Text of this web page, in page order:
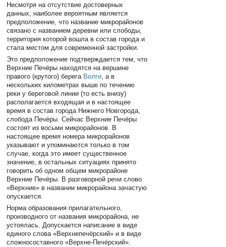
Несмотря на отсутствие достоверных
данных, наиболее вероятным является
предположение, что название микрорайонов
связано с названием деревни или слободы,
территория которой вошла в состав города и
стала местом для современной застройки.
Это предположение подтверждается тем, что
Верхние Печёры находятся на вершине
правого (крутого) берега Волги, а в
нескольких километрах выше по течению
реки у береговой линии (то есть внизу)
располагается входящая и в настоящее
время в состав города Нижнего Новгорода,
слобода Печёры. Сейчас Верхние Печёры
состоят из восьми микрорайонов. В
настоящее время номера микрорайонов
указывают и упоминаются только в том
случае, когда это имеет существенное
значение, в остальных ситуациях принято
говорить об одном общем микрорайоне
Верхние Печёры. В разговорной речи слово
«Верхние» в названии микрорайона зачастую
опускается.
Норма образования прилагательного,
производного от названия микрорайона, не
устоялась. Допускается написание в виде
единого слова «Верхнепечёрский» и в виде
сложносоставного «Верхне-Печёрский».